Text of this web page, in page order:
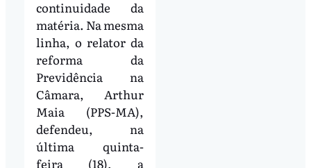
continuidade da
matéria. Na mesma
linha, o relator da
reforma da
Previdência na
Câmara, Arthur
Maia (PPS-MA),
defendeu, na
última quinta-
feira (18), a